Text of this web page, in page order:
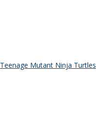
Teenage Mutant Ninja Turtles